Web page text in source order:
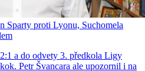
Sparty proti Lyonu, Suchomela
a do odvety 3. předkola Ligy
Petr Švancara ale upozornil i na